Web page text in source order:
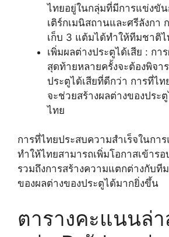
ไทยอยู่ในกลุ่มที่มีการแข่งขั
เติร์กเมนิสถานและศรีลังกา
เก็บ 3 แต้มได้ทำให้ทีมชาติ
เพิ่มผลต่างประตูได้เสีย : กา
สุดท้ายหลายครั้งจะต้องพิจา
ประตูได้เสียที่ดีกว่า การที่ไ
จะช่วยสร้างผลต่างของประ
ไทย
การที่ไทยประสบความสำเร็จในกา
ทำให้ไทยสามารถเพิ่มโอกาสเข้ารอ
รวมถึงการสร้างความแตกต่างกับที
ของผลต่างของประตูได้มากยิ่งขึ้น
ตารางคะแนนล่